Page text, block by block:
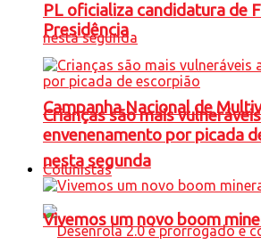
Campanha Nacional de
nesta segunda
PL oficializa candidatura de
Presidência
Crianças são mais
envenenamento por picada
Colunistas
Vivemos um novo boom